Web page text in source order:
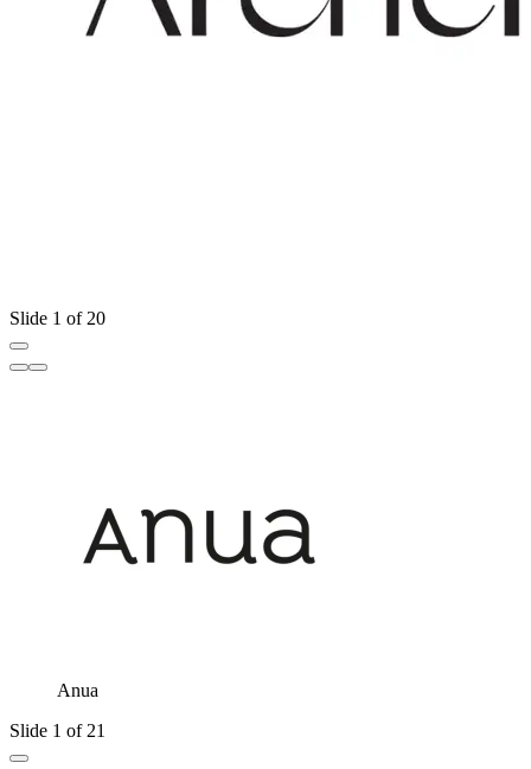
Slide 1 of 20
Anua
Slide 1 of 21